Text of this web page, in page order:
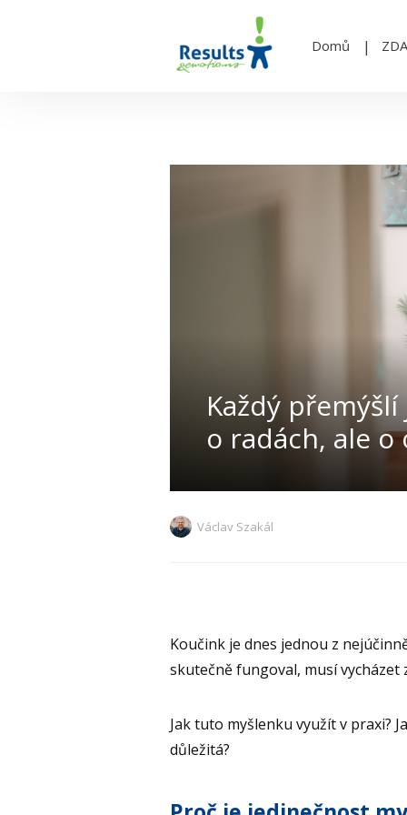
Domů
Každý
o radách, ale o
Václav Szakál
Koučink je dnes jednou z
skutečně fungoval, musí
Jak tuto myšlenku využít v praxi?
důležitá?